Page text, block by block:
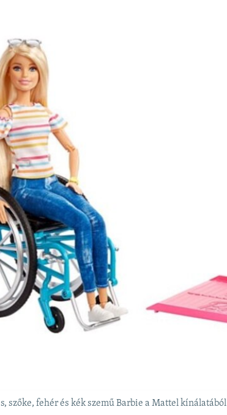
szőke, fehér és kék szemű Barbie a Mattel kínálatából